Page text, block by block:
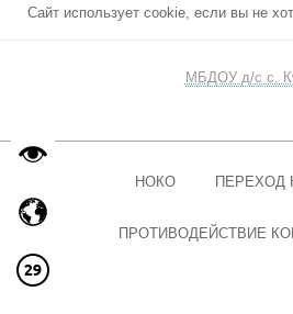
Сайт использует cookie, если вы не
МБДОУ д/с с.
НОКО ПЕРЕХОД
ПРОТИВОДЕЙСТВИЕ